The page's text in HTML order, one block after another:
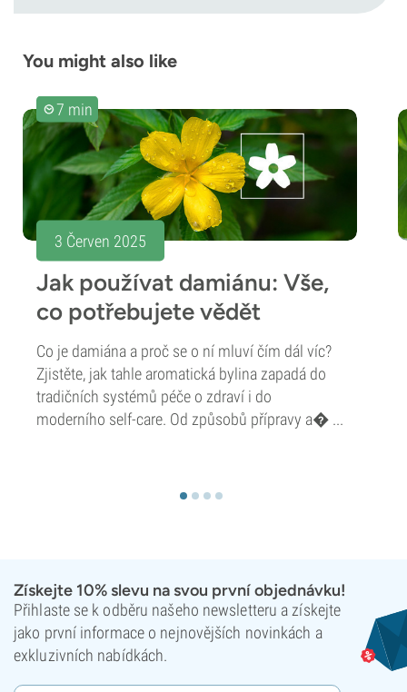
You might also like
7 min
3 Červen 2025
Jak používat damiánu: Vše,
co potřebujete vědět
Co je damiána a proč se o ní mluví čím dál víc?
Zjistěte, jak tahle aromatická bylina zapadá do
tradičních systémů péče o zdraví i do
moderního self-care. Od způsobů přípravy a� ...
Získejte 10% slevu na svou první objednávku!
Přihlaste se k odběru našeho newsletteru a získejte
jako první informace o nejnovějších novinkách a
exkluzivních nabídkách.